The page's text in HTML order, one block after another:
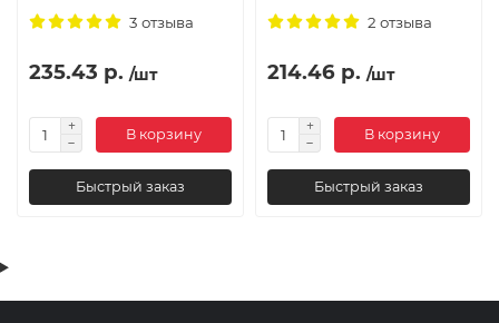
3 отзыва
235.43 р. /шт
В корзину
Быстрый заказ
2 отзыва
214.46 р. /шт
В корзину
Быстрый заказ